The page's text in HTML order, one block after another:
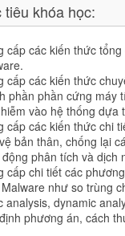
tiêu khóa học:
cấp các kiến thức
cấp các kiến thức
phần phần cứng máy
vào hệ thống dựa
cấp các kiến thức chi
bản thân, chống lại
động phân tích và dịch
cấp chi tiết các
như so trùng
analysis, dynamic
phương án, cách